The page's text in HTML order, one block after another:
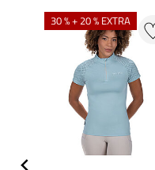
30 % + 20 % EXTRA